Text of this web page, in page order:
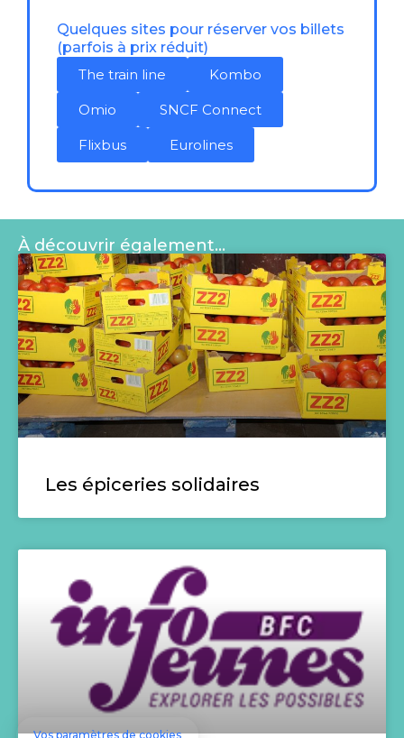
Quelques sites pour réserver vos billets
(parfois à prix réduit)
The train line
Kombo
Omio SNCF Connect
Flixbus Eurolines
À découvrir également…
Les épiceries solidaires